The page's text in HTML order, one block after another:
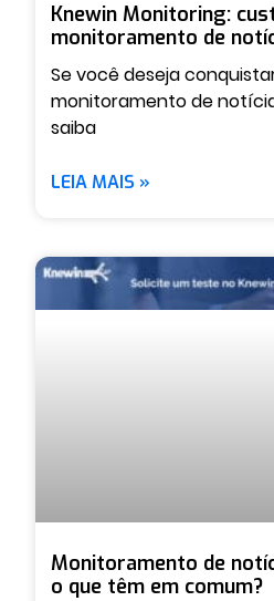
Knewin Monitoring:
monitoramento de
Se você deseja
monitoramento de
saiba
LEIA MAIS »
Monitoramento de
o que têm em comum?